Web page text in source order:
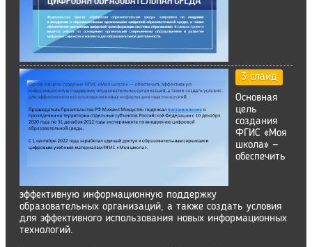
3 слайд
Основная
цель
создания
ФГИС «Моя
школа» —
обеспечить
эффективную информационную поддержку
образовательных организаций, а также создать условия
для эффективного использования новых информационных
технологий.